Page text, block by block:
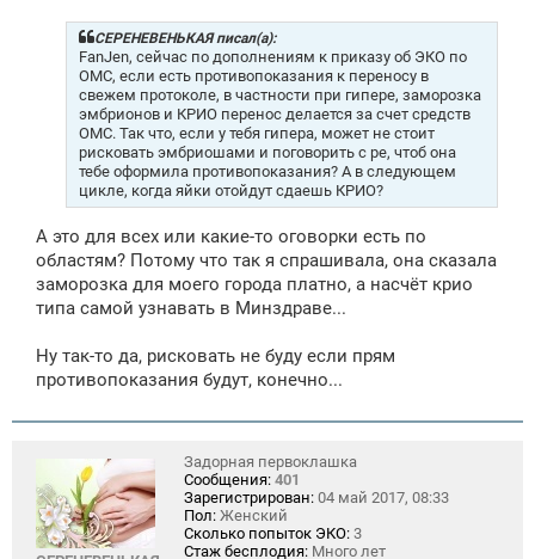
СЕРЕНЕВЕНЬКАЯ писал(а):
FanJen, сейчас по дополнениям к приказу об ЭКО по
ОМС, если есть противопоказания к переносу в
свежем протоколе, в частности при гипере, заморозка
эмбрионов и КРИО перенос делается за счет средств
ОМС. Так что, если у тебя гипера, может не стоит
рисковать эмбриошами и поговорить с ре, чтоб она
тебе оформила противопоказания? А в следующем
цикле, когда яйки отойдут сдаешь КРИО?
А это для всех или какие-то оговорки есть по
областям? Потому что так я спрашивала, она сказала
заморозка для моего города платно, а насчёт крио
типа самой узнавать в Минздраве...
Ну так-то да, рисковать не буду если прям
противопоказания будут, конечно...
Задорная первоклашка
Сообщения: 401
Зарегистрирован: 04 май 2017, 08:33
Пол: Женский
Сколько попыток ЭКО: 3
Стаж бесплодия: Много лет